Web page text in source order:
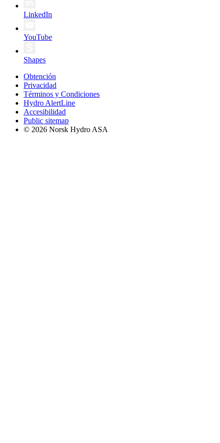
LinkedIn
YouTube
Shapes
Obtención
Privacidad
Términos y Condiciones
Hydro AlertLine
Accesibilidad
Public sitemap
© 2026 Norsk Hydro ASA